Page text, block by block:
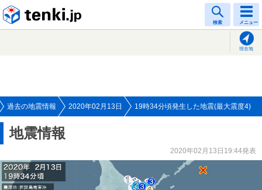
検索 メニュー
現在地
過去の地震情報 2020年02月13日 19時34分頃発生した地震(最大震度4)
地震情報
2020年02月13日19:44発表